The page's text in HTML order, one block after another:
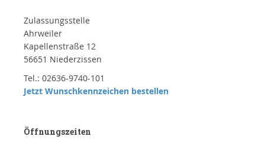
Zulassungsstelle
Ahrweiler
Kapellenstraße 12
56651 Niederzissen
Tel.: 02636-9740-101
Jetzt Wunschkennzeichen bestellen
Öffnungszeiten